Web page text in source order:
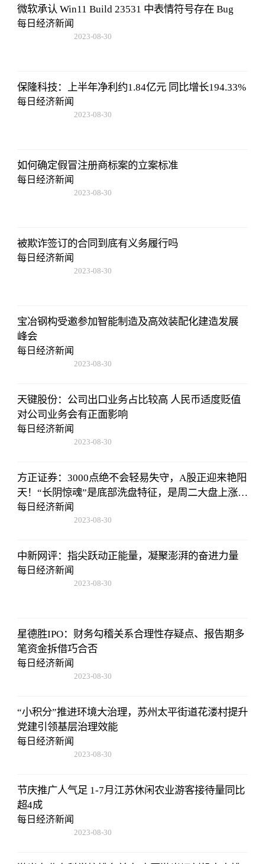
微软承认 Win11 Build 23531 中表情符号存在 Bug
每日经济新闻
2023-08-30
保隆科技：上半年净利约1.84亿元 同比增长194.33%
每日经济新闻
2023-08-30
如何确定假冒注册商标案的立案标准
每日经济新闻
2023-08-30
被欺诈签订的合同到底有义务履行吗
每日经济新闻
2023-08-30
宝冶钢构受邀参加智能制造及高效装配化建造发展
峰会
每日经济新闻
2023-08-30
天键股份：公司出口业务占比较高 人民币适度贬值
对公司业务会有正面影响
每日经济新闻
2023-08-30
方正证券：3000点绝不会轻易失守，A股正迎来艳阳
天！“长阴惊魂”是底部洗盘特征，是周二大盘上涨的
原因
每日经济新闻
2023-08-30
中新网评：指尖跃动正能量，凝聚澎湃的奋进力量
每日经济新闻
2023-08-30
星德胜IPO：财务勾稽关系合理性存疑点、报告期多
笔资金拆借巧合否
每日经济新闻
2023-08-30
“小积分”推进环境大治理，苏州太平街道花溇村提升
党建引领基层治理效能
每日经济新闻
2023-08-30
节庆推广人气足 1-7月江苏休闲农业游客接待量同比
超4成
每日经济新闻
2023-08-30